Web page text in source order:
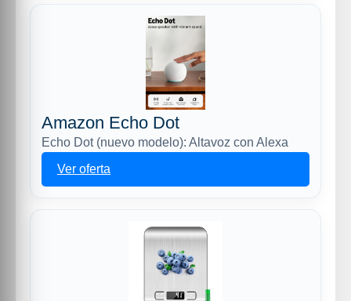
Amazon Echo Dot
Echo Dot (nuevo modelo): Altavoz con Alexa
Ver oferta